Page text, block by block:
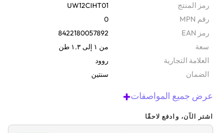
رمز المنتج UW12CIHT01
رقم MPN 0
رمز EAN 8422180057892
سعة من ١ إلى ١.٣ طن
‫العلامة التجارية روود
الضمان‬ سنتين
عرض جميع المواصفات+
اشتر الآن، وادفع لاحقًا